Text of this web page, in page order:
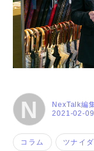
N 2021-02-09
NexTalk編
コラム ツナイ